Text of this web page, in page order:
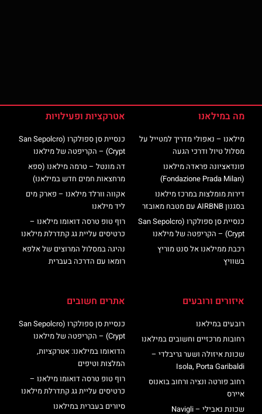
מה במילאנו
מילאנו – נאפולי מדריך למטייל על
מסלול טיול ודרכי הגעה
פונדאציונה פראדה מילאנו
(Fondazione Prada Milan)
דירות מומלצות במרכז מילאנו
בסגנון AIRBNB עם מטבח מאובזר
כנסיית סן ספולקרו (San Sepolcro
Crypt) – הקריפטה של מילאנו
רכבת ממילאנו אל סנט מוריץ
בשוויץ
אטרקציות ופעילויות
כנסיית סן ספולקרו (San Sepolcro
Crypt) – הקריפטה של מילאנו
דה מונטל – טרמה מילאנו (ספא
מרחצאות חמים חדש במילאנו)
אקווה וורלד מילאנו – פארק מים
ליד מילאנו
רוף טופ טרסה דואומו מילאנו –
כרטיסים עליית גג קתדרלת מילאנו
נהיגה במסלול המרוצים של אלפא
רומאו עם הדרכה בעברית
איזורים ורובעים
רובעים במילאנו
רחובות מרכזיים וחשובים במילאנו
שכונת איזולה ושער גריבלדי –
Isola, Porta Garibaldi
רחוב פורטה ונציה ורחוב בואנוס
איירס
שכונת נאבילי – Navigli
אתרים חשובים
כנסיית סן ספולקרו (San Sepolcro
Crypt) – הקריפטה של מילאנו
הדואומו במילאנו: אטרקציות,
המלצות וטיפים
רוף טופ טרסה דואומו מילאנו –
כרטיסים עליית גג קתדרלת מילאנו
סיורים בעברית במילאנו